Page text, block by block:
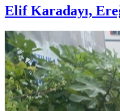
Elif Karadayı,